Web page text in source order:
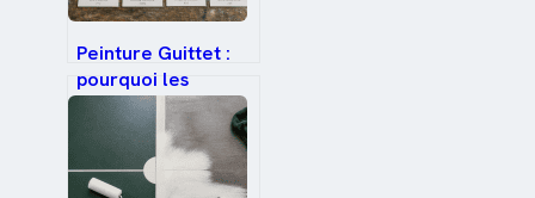
Peinture Guittet :
pourquoi les
professionnels
privilégient cette
marque depuis
1864